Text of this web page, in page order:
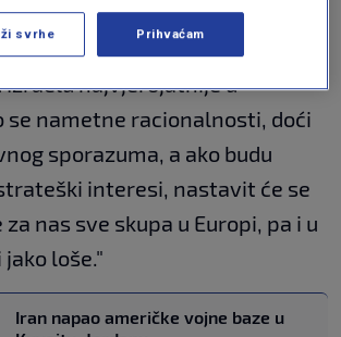
čekaju izbori u studenom
gubitak većine u Zastupničkom
Izraelu najvjerojatnije u
se nametne racionalnosti, doći
sporazuma, a ako budu
interesi, nastavit će se
nas sve skupa u Europi, pa i u
loše."
Iran napao američke vojne baze u
svrhe Prihvaćam